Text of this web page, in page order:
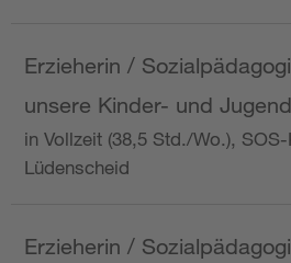
Erzieherin /
unsere Kinder- und
in Vollzeit (38,5 Std./Wo.),
Lüdenscheid
Erzieherin /